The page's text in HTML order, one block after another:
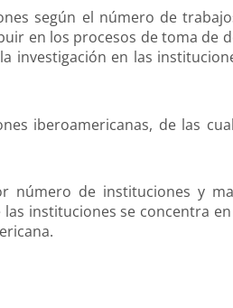
según el número de
en los procesos de toma de
investigación en las
iberoamericanas, de las
número de instituciones y
instituciones se concentra en